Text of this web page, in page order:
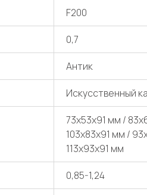
F200
0,7
Антик
Искусственный
73x53x91 мм /
103x83x91 мм /
113x93x91 мм
0,85-1,24